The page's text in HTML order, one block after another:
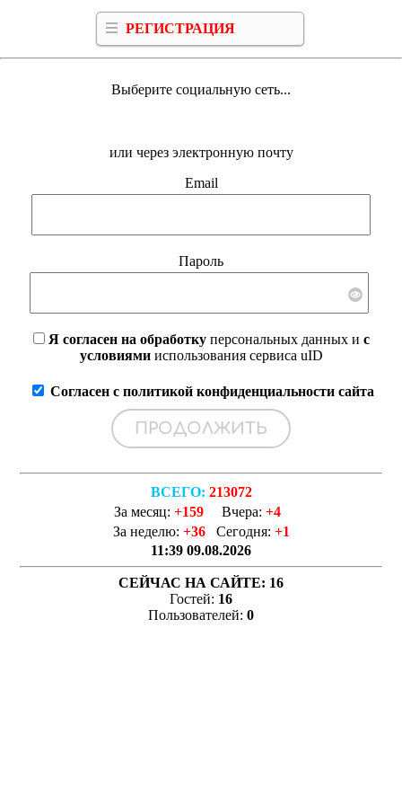
РЕГИСТРАЦИЯ
Выберите социальную сеть...
или через электронную почту
Email
Пароль
Я согласен на обработкуперсональных данных и с
условиямииспользования сервиса uID
Согласен с политикой конфиденциальности сайта
ВСЕГО: 213072
За месяц: +159 Вчера: +4
За неделю: +36 Сегодня: +1
11:39 09.08.2026
СЕЙЧАС НА САЙТЕ: 16
Гостей: 16
Пользователей: 0